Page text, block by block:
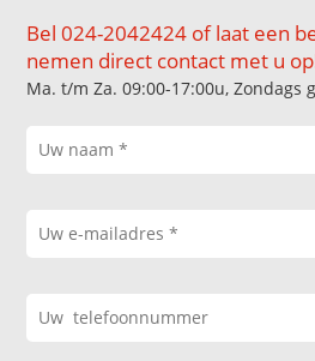
Bel 024-2042424 of laat een
nemen direct contact met u
Ma. t/m Za. 09:00-17:00u, Zondags